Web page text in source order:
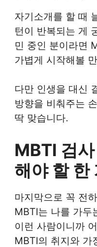
자기소개를 할 때
턴이 반복되는 게
민 중인 분이라면
가볍게 시작해볼
다만 인생을 대신
방향을 비춰주는
딱 맞습니다.
MBTI 검
해야 할 한
마지막으로 꼭 전
MBTI는 나를 가두
이런 사람이니까
MBTI의 취지와 가